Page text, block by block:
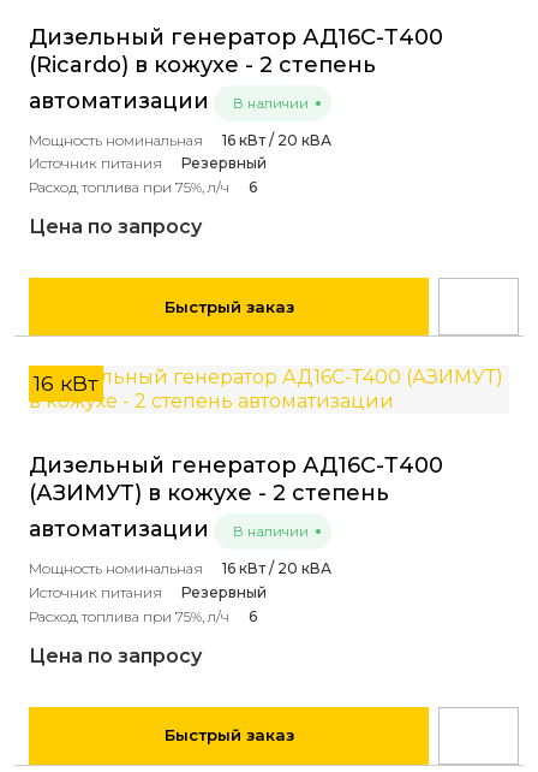
Дизельный генератор АД16С-Т400
(Ricardo) в кожухе - 2 степень
автоматизации
В наличии
Мощность номинальная
16 кВт / 20 кВА
Источник питания
Резервный
Расход топлива при 75%, л/ч
6
Цена по запросу
Быстрый заказ
16 кВт
Дизельный генератор АД16С-Т400
(АЗИМУТ) в кожухе - 2 степень
автоматизации
В наличии
Мощность номинальная
16 кВт / 20 кВА
Источник питания
Резервный
Расход топлива при 75%, л/ч
6
Цена по запросу
Быстрый заказ